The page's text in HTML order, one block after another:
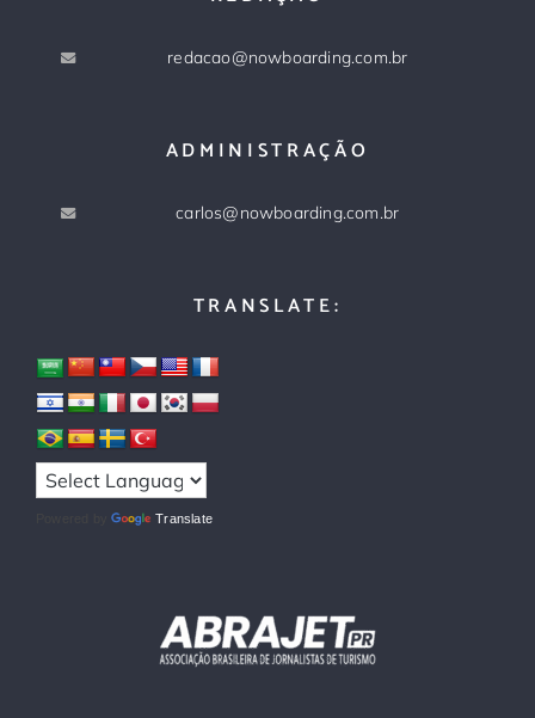
redacao@nowboarding.com.br
ADMINISTRAÇÃO
carlos@nowboarding.com.br
TRANSLATE:
Powered by Translate